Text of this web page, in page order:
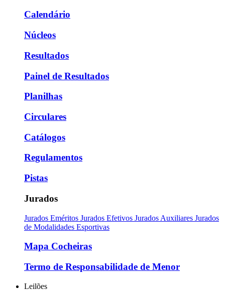
Calendário
Núcleos
Resultados
Painel de Resultados
Planilhas
Circulares
Catálogos
Regulamentos
Pistas
Jurados
Jurados Eméritos Jurados Efetivos Jurados Auxiliares Jurados
de Modalidades Esportivas
Mapa Cocheiras
Termo de Responsabilidade de Menor
Leilões